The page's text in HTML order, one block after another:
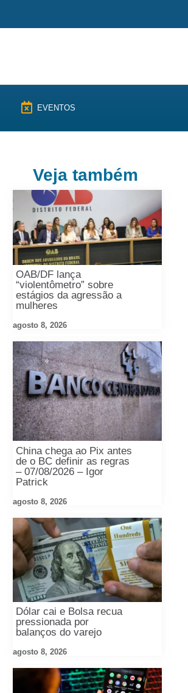
EVENTOS
Veja também
OAB/DF lança
“violentômetro” sobre
estágios da agressão a
mulheres
agosto 8, 2026
China chega ao Pix antes
de o BC definir as regras
– 07/08/2026 – Igor
Patrick
agosto 8, 2026
Dólar cai e Bolsa recua
pressionada por
balanços do varejo
agosto 8, 2026